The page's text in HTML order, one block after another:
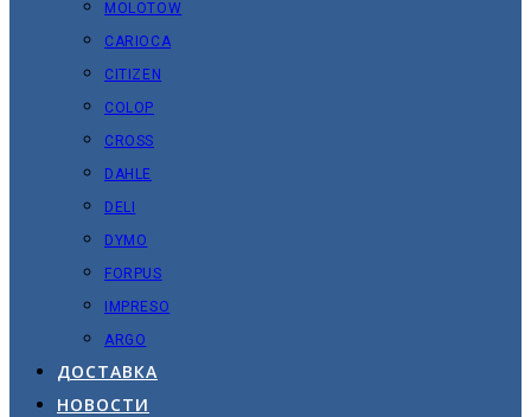
MOLOTOW
CARIOCA
CITIZEN
COLOP
CROSS
DAHLE
DELI
DYMO
FORPUS
IMPRESO
ARGO
ДОСТАВКА
НОВОСТИ